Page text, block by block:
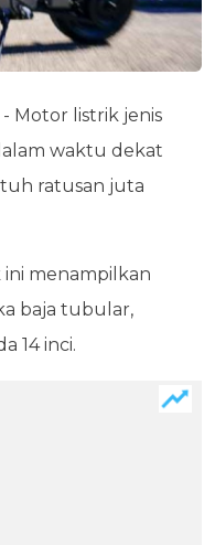
- Motor listrik jenis
waktu dekat
ratusan juta
ini menampilkan
baja tubular,
14 inci.